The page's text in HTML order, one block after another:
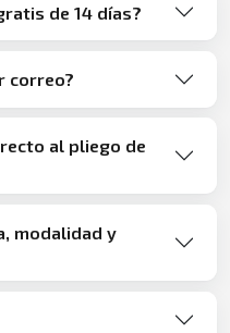
de 14 días?
correo?
al pliego de
modalidad y